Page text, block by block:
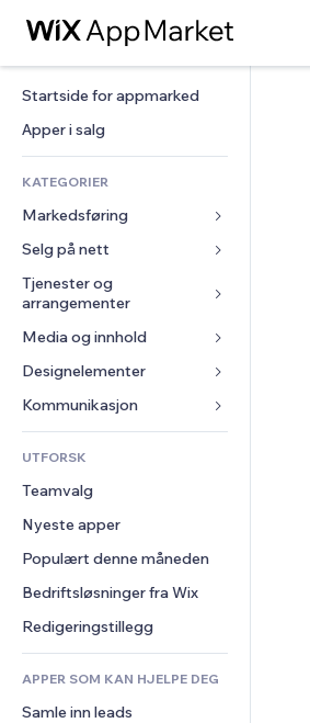
Startside for appmarked
Apper i salg
KATEGORIER
Markedsføring
Annonser
Mobil
Analyser
Sosiale medier
SEO
Engasjement
Nettstedsoppføringer
E-post
Konvertering
Selg på nett
Apper for butikker
Frakt og levering
Selg-knapper
Nettkurs
On-demand-utskrift
Regnskap
Kuponger og fordelsprogram
Lagerløsninger
Dropshipping
Priser og abonnement
Folkefinansiering
Mat og drikke
Tjenester og
arrangementer
Hoteller
Arrangementer
Restauranter
Eiendom
Bookinger
Media og innhold
Galleri
Musikk
Podkaster
Fotografi
Video
PDF
Fildeling
Nyheter
Designelementer
Kart og navigasjon
Personvern og sikkerhet
Klokke
Sidemaler
Bildeeffekter
Knapper og menyer
Bannere og merker
Kalkulatorer
Søk
Vær
Diagrammer og tabeller
Skjemaer
Avstemninger
Chat
Kommentarer
Telefon
Samfunn
Anmeldelser og
UTFORSK
Teamvalg
Nyeste apper
Populært denne måneden
Bedriftsløsninger fra Wix
Redigeringstillegg
APPER SOM KAN HJELPE DEG
Samle inn leads